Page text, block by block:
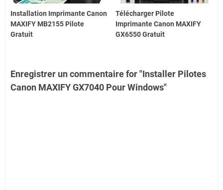
Installation Imprimante Canon
MAXIFY MB2155 Pilote
Gratuit
Télécharger Pilote
Imprimante Canon MAXIFY
GX6550 Gratuit
Enregistrer un commentaire for "Installer Pilotes
Canon MAXIFY GX7040 Pour Windows"